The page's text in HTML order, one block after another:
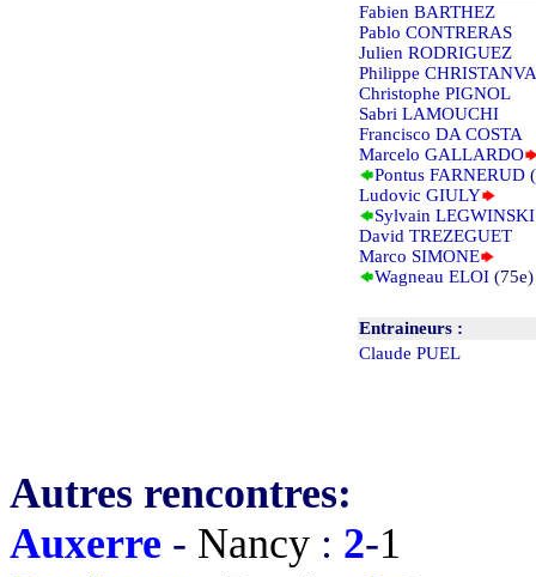
Fabien BARTHEZ
Pablo CONTRERAS
Julien RODRIGUEZ
Philippe
Christophe PIGNOL
Sabri LAMOUCHI
Francisco DA COSTA
Marcelo GALLARDO
Pontus FARNERUD
Ludovic GIULY
Sylvain LEGWINSKI
David TREZEGUET
Marco SIMONE
Wagneau ELOI (75e)
Entraineurs :
Claude PUEL
Autres rencontres:
Auxerre - Nancy : 2-1